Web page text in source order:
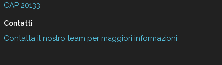
CAP 20133
Contatti
Contatta il nostro team per maggiori informazioni